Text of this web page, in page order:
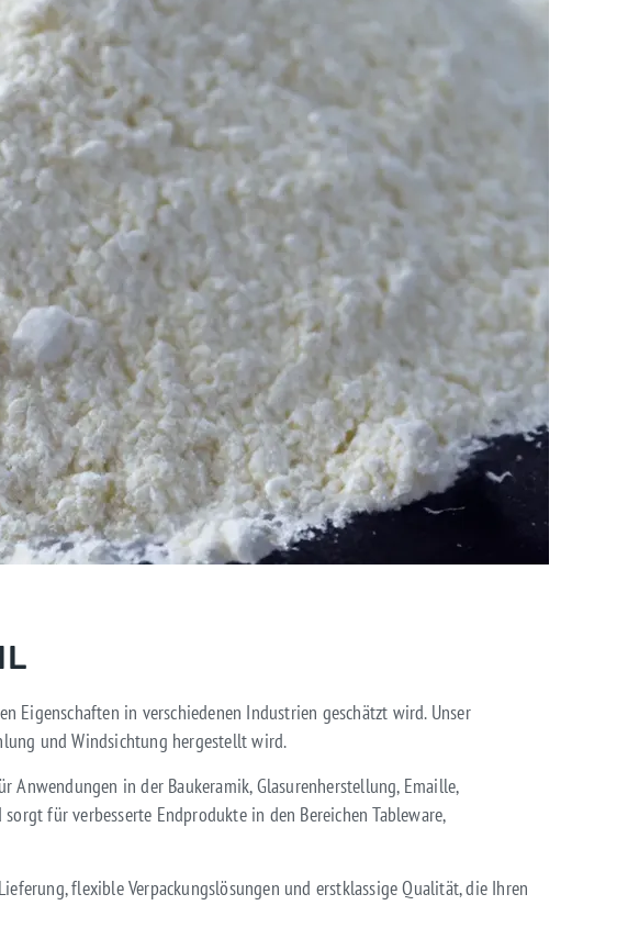
Eigenschaften in verschiedenen Industrien geschätzt wird. Unser
und Windsichtung hergestellt wird.
Anwendungen in der Baukeramik, Glasurenherstellung, Emaille,
für verbesserte Endprodukte in den Bereichen Tableware,
flexible Verpackungslösungen und erstklassige Qualität, die Ihren